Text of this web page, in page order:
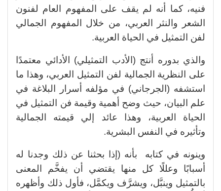
فنيه، كما أنه لم يقف على المفهوم العام لفنون
الشعر والنثر العربي، من خلال المفهوم الجمالي
لفن التمثيل في الحياة العربية.
والذي بدوره أنتج (الأدب التمثيلي) الأدائي معتمدًا
على النظرية الجمالية لفن التمثيل العربي، وهذا ما
استشفه (الجرجاني) في مؤلفه أسرار البلاغة في
علم البيان، حيث وضح أهمية وقيمة فن التمثيل في
الحياة العربية، وهذا عائد إلي قيمته الجمالية
وتأثيره في النفس البشرية.
وينونه في كتابه بأنه (إذا بحثنا عن ذلك وجدنا له
أسبابًا وعللًا كل منها يقتضي أن يفخَّم المعنى
بالتمثيل وينبَّل، ويشرَّف ويكمَّل، فأول ذلك وأظهره